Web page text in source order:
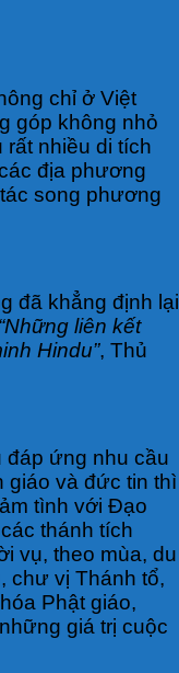
chỉ ở Việt
góp không nhỏ
nhiều di tích
địa phương
song phương
đã khẳng định lại
“Những liên kết
Hindu”, Thủ
đáp ứng nhu cầu
giáo và đức tin thì
tình với Đạo
thánh tích
vụ, theo mùa, du
chư vị Thánh tổ,
Phật giáo,
giá trị cuộc